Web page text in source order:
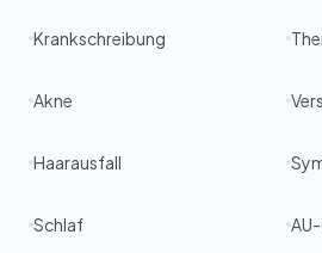
Krankschreibung
Akne
Haarausfall
Schlaf